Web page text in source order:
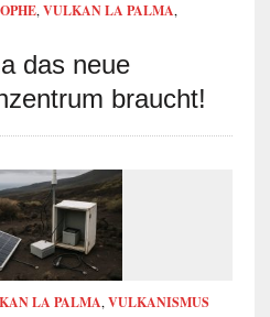
,VULKAN LA PALMA,
das neue
braucht!
LA PALMA,VULKANISMUS